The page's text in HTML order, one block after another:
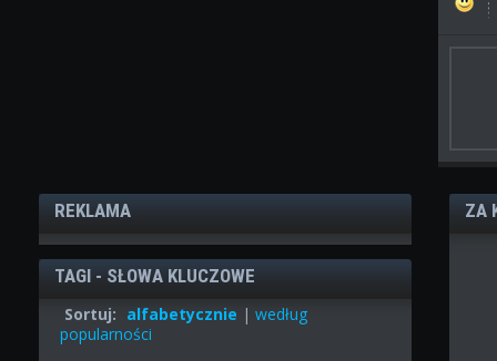
REKLAMA
TAGI - SŁOWA KLUCZOWE
Sortuj: alfabetycznie |według
popularności
ZA